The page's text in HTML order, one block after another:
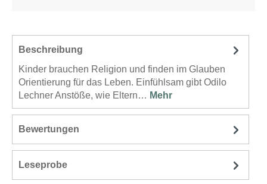
Beschreibung
Kinder brauchen Religion und finden im Glauben
Orientierung für das Leben. Einfühlsam gibt Odilo
Lechner Anstöße, wie Eltern… Mehr
Bewertungen
Leseprobe